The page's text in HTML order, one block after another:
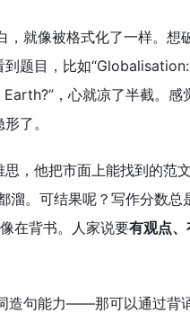
就像被格式化了一样。
到题目，比如
，心就凉了半截。感
了。
，他把市面上能找到的范
。可结果呢？写作分数总
在背书。人家说要有观点
造句能力——那可以通过背